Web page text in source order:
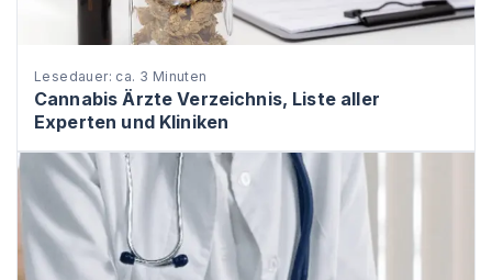
Lesedauer: ca. 3 Minuten
Cannabis Ärzte Verzeichnis, Liste aller
Experten und Kliniken